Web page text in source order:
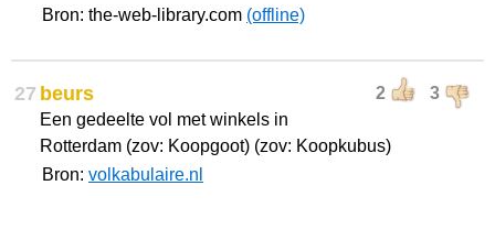
Bron: the-web-library.com (offline)
27 2 3
beurs
Een gedeelte vol met winkels in
Rotterdam (zov: Koopgoot) (zov: Koopkubus)
Bron: volkabulaire.nl